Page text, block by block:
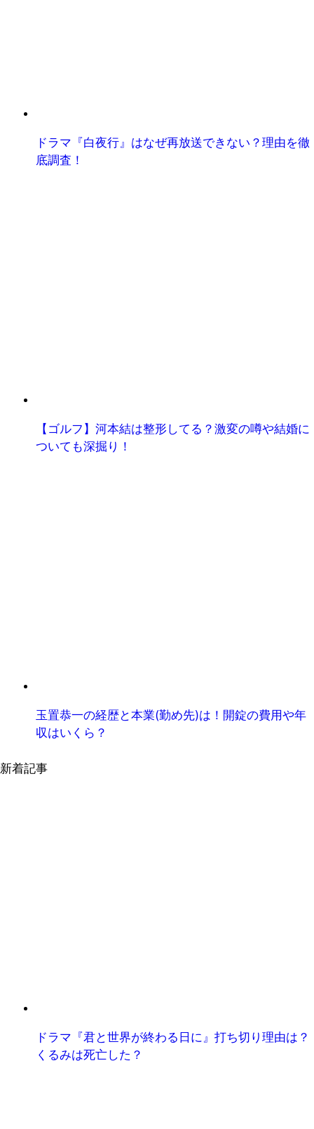
ドラマ『白夜行』はなぜ再放送できない？理由を徹
底調査！
【ゴルフ】河本結は整形してる？激変の噂や結婚に
ついても深掘り！
玉置恭一の経歴と本業(勤め先)は！開錠の費用や年
収はいくら？
新着記事
ドラマ『君と世界が終わる日に』打ち切り理由は？
くるみは死亡した？